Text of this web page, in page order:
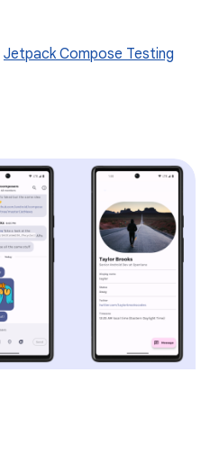
Jetpack Compose Testing